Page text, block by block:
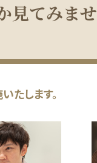
見てみま
たします。